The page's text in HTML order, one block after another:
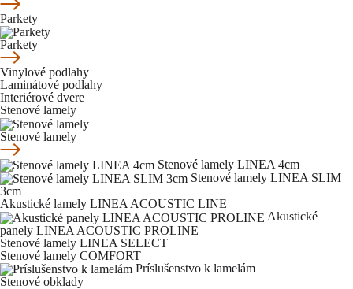
Parkety
Parkety
Vinylové podlahy
Laminátové podlahy
Interiérové dvere
Stenové lamely
Stenové lamely
Stenové lamely LINEA 4cm
Stenové lamely LINEA SLIM
3cm
Akustické lamely LINEA ACOUSTIC LINE
Akustické
panely LINEA ACOUSTIC PROLINE
Stenové lamely LINEA SELECT
Stenové lamely COMFORT
Príslušenstvo k lamelám
Stenové obklady